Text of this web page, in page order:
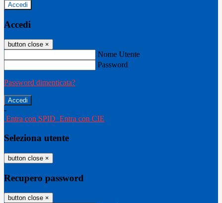
Accedi
Accedi
button close ×
Nome Utente
Password
Password dimenticata?
-
Entra con SPID Entra con CIE
Seleziona utente
button close ×
Recupero password
button close ×